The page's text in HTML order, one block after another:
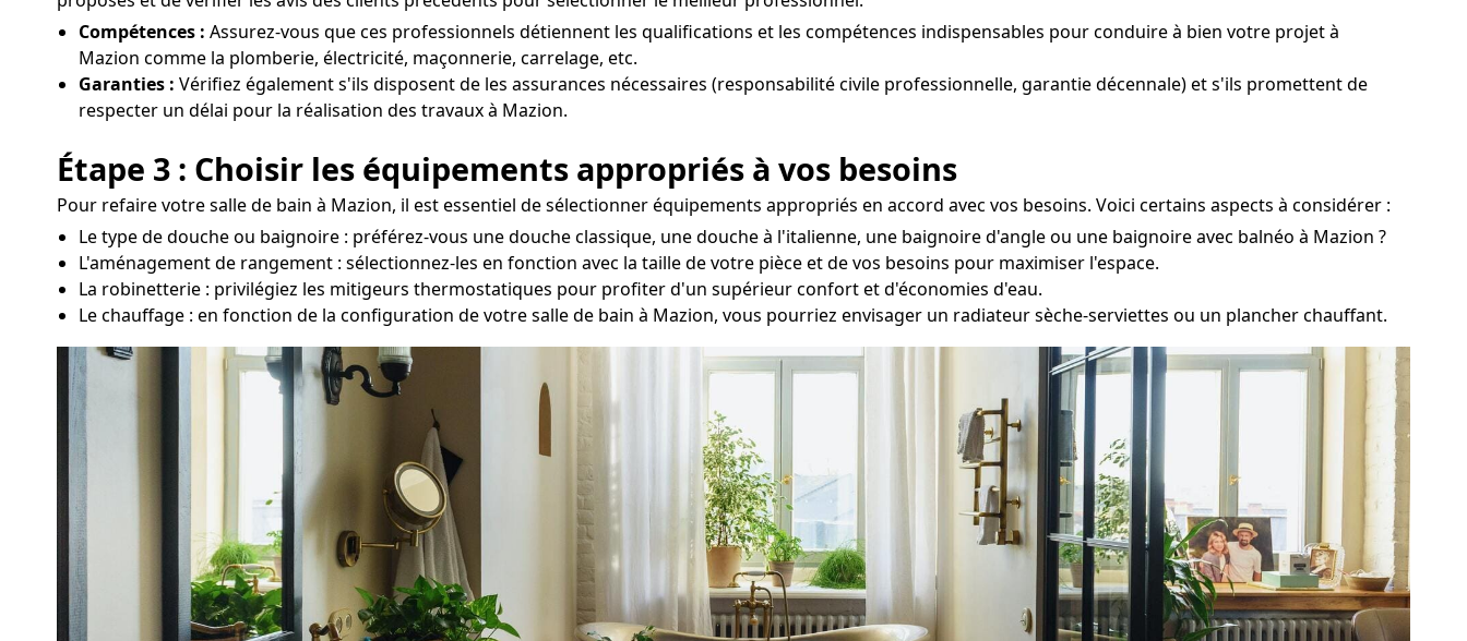
Compétences : Assurez-vous que ces professionnels détiennent les qualifications et les compétences indispensables pour conduire à bien votre projet à
Mazion comme la plomberie, électricité, maçonnerie, carrelage, etc.
Garanties : Vérifiez également s'ils disposent de les assurances nécessaires (responsabilité civile professionnelle, garantie décennale) et s'ils promettent de
respecter un délai pour la réalisation des travaux à Mazion.
Étape 3 : Choisir les équipements appropriés à vos besoins
Pour refaire votre salle de bain à Mazion, il est essentiel de sélectionner équipements appropriés en accord avec vos besoins. Voici certains aspects à considérer :
Le type de douche ou baignoire : préférez-vous une douche classique, une douche à l'italienne, une baignoire d'angle ou une baignoire avec balnéo à Mazion ?
L'aménagement de rangement : sélectionnez-les en fonction avec la taille de votre pièce et de vos besoins pour maximiser l'espace.
La robinetterie : privilégiez les mitigeurs thermostatiques pour profiter d'un supérieur confort et d'économies d'eau.
Le chauffage : en fonction de la configuration de votre salle de bain à Mazion, vous pourriez envisager un radiateur sèche-serviettes ou un plancher chauffant.